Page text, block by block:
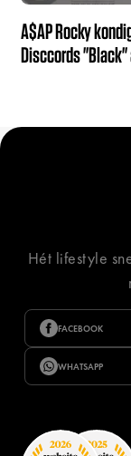
A$AP Rocky
Disccords "Black"
Hét lifestyle
FACEBOOK
WHATSAPP